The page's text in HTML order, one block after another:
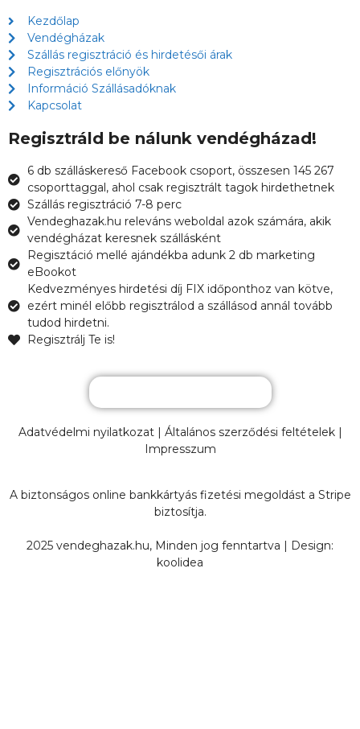
Kezdőlap
Vendégházak
Szállás regisztráció és hirdetésői árak
Regisztrációs előnyök
Információ Szállásadóknak
Kapcsolat
Regisztráld be nálunk vendégházad!
6 db szálláskereső Facebook csoport, összesen 145 267
csoporttaggal, ahol csak regisztrált tagok hirdethetnek
Szállás regisztráció 7-8 perc
Vendeghazak.hu releváns weboldal azok számára, akik
vendégházat keresnek szállásként
Regisztáció mellé ajándékba adunk 2 db marketing
eBookot
Kedvezményes hirdetési díj FIX időponthoz van kötve,
ezért minél előbb regisztrálod a szállásod annál tovább
tudod hirdetni.
Regisztrálj Te is!
Adatvédelmi nyilatkozat| Általános szerződési feltételek|
Impresszum
A biztonságos online bankkártyás fizetési megoldást a Stripe
biztosítja.
2025 vendeghazak.hu, Minden jog fenntartva | Design:
koolidea